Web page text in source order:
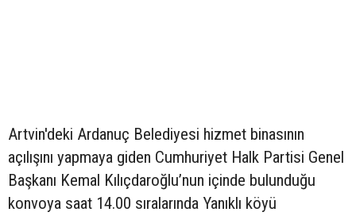
Artvin'deki Ardanuç Belediyesi hizmet binasının
açılışını yapmaya giden Cumhuriyet Halk Partisi Genel
Başkanı Kemal Kılıçdaroğlu’nun içinde bulunduğu
konvoya saat 14.00 sıralarında Yanıklı köyü